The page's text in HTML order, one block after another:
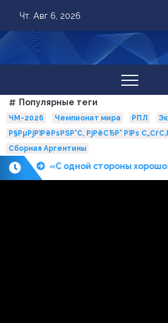
content
Чт. Авг 6, 2026
Популярные теги
ЧМ-2026 Чемпионат мира РПЛ
Р§РµРјРїРёРѕРЅР°С‚ РјРёСЂР° РїРѕ
Сборная Аргентины
«С одной стороны хорошо».